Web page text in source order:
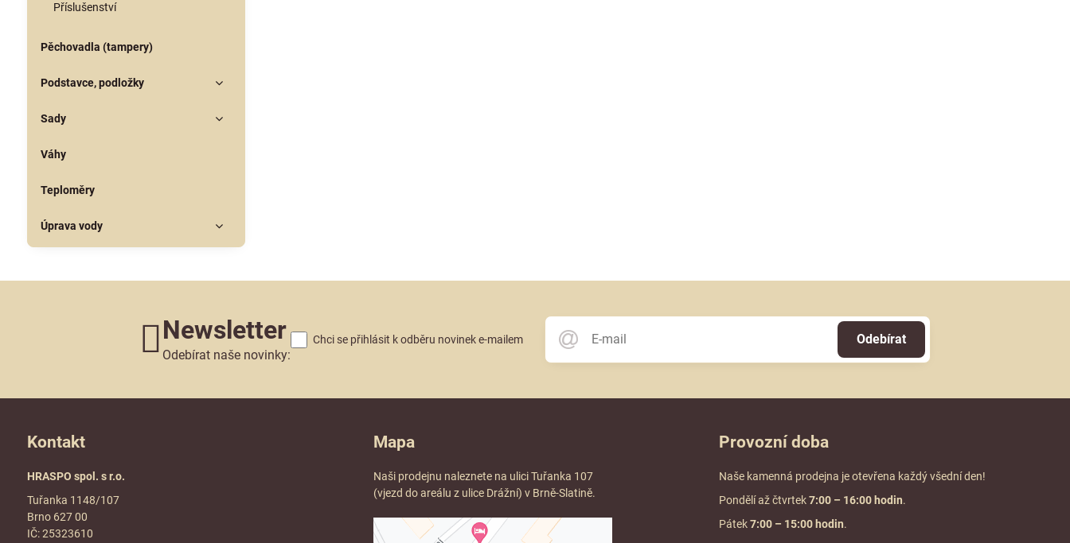
Příslušenství
Pěchovadla (tampery)
Podstavce, podložky
Sady
Váhy
Teploměry
Úprava vody
Newsletter
Odebírat naše novinky:
Odebírat
Chci se přihlásit k odběru novinek e-mailem
Kontakt
HRASPO spol. s r.o.
Tuřanka 1148/107
Brno 627 00
IČ: 25323610
Mapa
Naši prodejnu naleznete na ulici Tuřanka 107
(vjezd do areálu z ulice Drážní) v Brně-Slatině.
Provozní doba
Naše kamenná prodejna je otevřena každý všední den!
Pondělí až čtvrtek7:00 – 16:00 hodin.
Pátek7:00 – 15:00 hodin.